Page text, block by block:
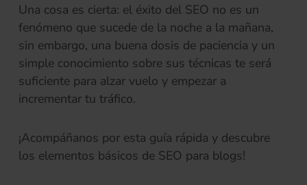
Una cosa es cierta: el éxito del SEO no es un
fenómeno que sucede de la noche a la mañana,
sin embargo, una buena dosis de paciencia y un
simple conocimiento sobre sus técnicas te será
suficiente para alzar vuelo y empezar a
incrementar tu tráfico.
¡Acompáñanos por esta guía rápida y descubre
los elementos básicos de SEO para blogs!